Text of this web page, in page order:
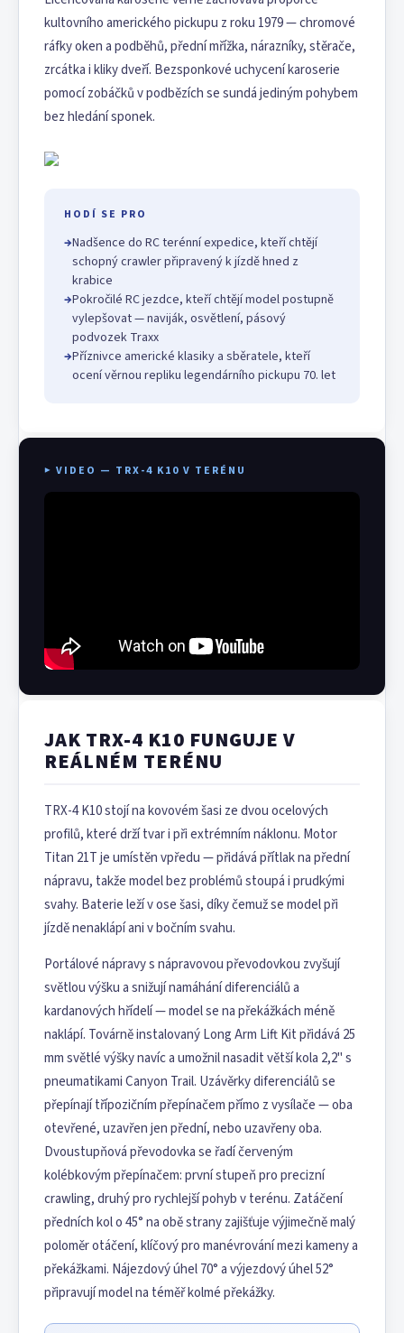
kultovního amerického pickupu z roku 1979 — chromové
ráfky oken a podběhů, přední mřížka, nárazníky, stěrače,
zrcátka i kliky dveří. Bezsponkové uchycení karoserie
pomocí zobáčků v podbězích se sundá jediným pohybem
bez hledání sponek.
HODÍ SE PRO
→Nadšence do RC terénní expedice, kteří chtějí
schopný crawler připravený k jízdě hned z
krabice
→Pokročilé RC jezdce, kteří chtějí model postupně
vylepšovat — naviják, osvětlení, pásový
podvozek Traxx
→Příznivce americké klasiky a sběratele, kteří
ocení věrnou repliku legendárního pickupu 70. let
▶ VIDEO — TRX-4 K10 V TERÉNU
JAK TRX-4 K10 FUNGUJE V
REÁLNÉM TERÉNU
TRX-4 K10 stojí na kovovém šasi ze dvou ocelových
profilů, které drží tvar i při extrémním náklonu. Motor
Titan 21T je umístěn vpředu — přidává přítlak na přední
nápravu, takže model bez problémů stoupá i prudkými
svahy. Baterie leží v ose šasi, díky čemuž se model při
jízdě nenaklápí ani v bočním svahu.
Portálové nápravy s nápravovou převodovkou zvyšují
světlou výšku a snižují namáhání diferenciálů a
kardanových hřídelí — model se na překážkách méně
naklápí. Továrně instalovaný Long Arm Lift Kit přidává 25
mm světlé výšky navíc a umožnil nasadit větší kola 2,2" s
pneumatikami Canyon Trail. Uzávěrky diferenciálů se
přepínají třípozičním přepínačem přímo z vysílače — oba
otevřené, uzavřen jen přední, nebo uzavřeny oba.
Dvoustupňová převodovka se řadí červeným
kolébkovým přepínačem: první stupeň pro precizní
crawling, druhý pro rychlejší pohyb v terénu. Zatáčení
předních kol o 45° na obě strany zajišťuje výjimečně malý
poloměr otáčení, klíčový pro manévrování mezi kameny a
překážkami. Nájezdový úhel 70° a výjezdový úhel 52°
připravují model na téměř kolmé překážky.